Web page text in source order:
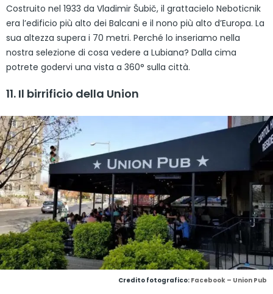
Costruito nel 1933 da Vladimir Šubič, il grattacielo Neboticnik
era l’edificio più alto dei Balcani e il nono più alto d’Europa. La
sua altezza supera i 70 metri. Perché lo inseriamo nella
nostra selezione di cosa vedere a Lubiana? Dalla cima
potrete godervi una vista a 360° sulla città.
11. Il birrificio della Union
Credito fotografico: Facebook – Union Pub